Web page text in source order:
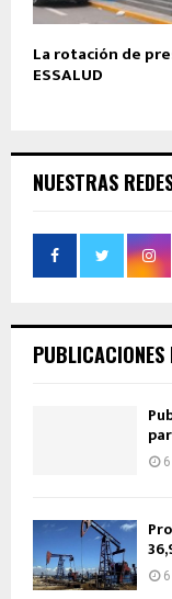
La rotación de
ESSALUD
NUESTRAS
PUBLICACIONES